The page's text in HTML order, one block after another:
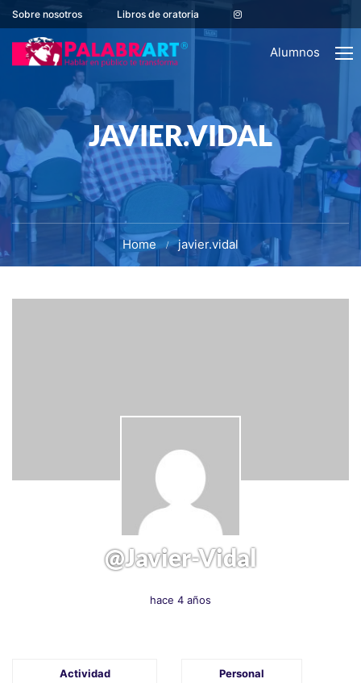
Sobre nosotros Libros de oratoria
Alumnos
JAVIER.VIDAL
Home javier.vidal
@javier-Vidal
hace 4 años
Actividad Personal